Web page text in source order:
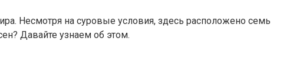
Несмотря на суровые условия, здесь расположено семь
Давайте узнаем об этом.